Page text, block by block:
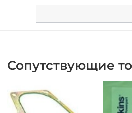
Сопутствующие